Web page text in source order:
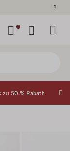
zu 50 % Rabatt.